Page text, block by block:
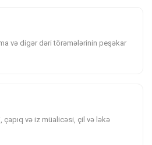
və digər dəri törəmələrinin peşəkar
və iz müalicəsi, çil və ləkə